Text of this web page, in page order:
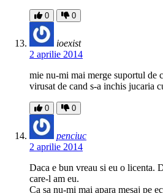
0 0
ioexist
2 aprilie 2014
mie nu-mi mai merge suportul de
virusat de cand s-a inchis jucaria
0 0
penciuc
2 aprilie 2014
Daca e bun vreau si eu o licenta.
care-l am eu.
Ca sa nu-mi mai apara mesaj pe